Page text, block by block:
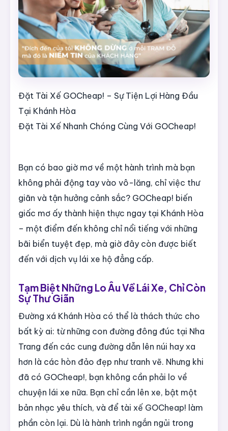
Đặt Tài Xế GOCheap! – Sự Tiện Lợi Hàng Đầu
Tại Khánh Hòa
Đặt Tài Xế Nhanh Chóng Cùng Với GOCheap!
Bạn có bao giờ mơ về một hành trình mà bạn
không phải động tay vào vô-lăng, chỉ việc thư
giãn và tận hưởng cảnh sắc? GOCheap! biến
giấc mơ ấy thành hiện thực ngay tại Khánh Hòa
– một điểm đến không chỉ nổi tiếng với những
bãi biển tuyệt đẹp, mà giờ đây còn được biết
đến với dịch vụ lái xe hộ đẳng cấp.
Tạm Biệt Những Lo Âu Về Lái Xe, Chỉ Còn
Sự Thư Giãn
Đường xá Khánh Hòa có thể là thách thức cho
bất kỳ ai: từ những con đường đông đúc tại Nha
Trang đến các cung đường dẫn lên núi hay xa
hơn là các hòn đảo đẹp như tranh vẽ. Nhưng khi
đã có GOCheap!, bạn không cần phải lo về
chuyện lái xe nữa. Bạn chỉ cần lên xe, bật một
bản nhạc yêu thích, và để tài xế GOCheap! làm
phần còn lại. Dù là hành trình ngắn ngủi trong